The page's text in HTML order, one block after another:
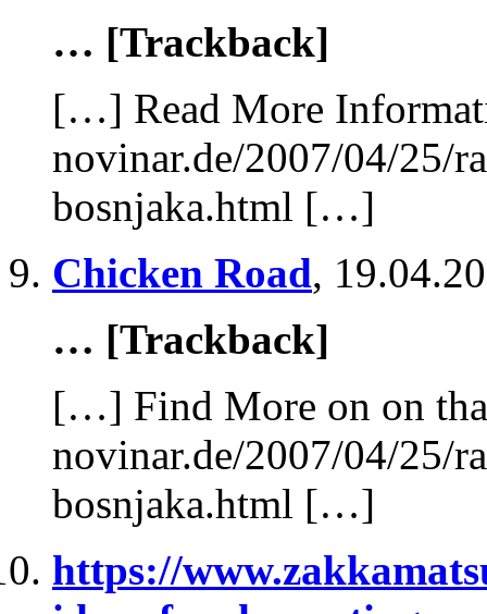
… [Trackback]
[…] Read More
novinar.de/2007/04/25/
bosnjaka.html […]
Chicken Road,
… [Trackback]
[…] Find More on on
novinar.de/2007/04/25/
bosnjaka.html […]
https://